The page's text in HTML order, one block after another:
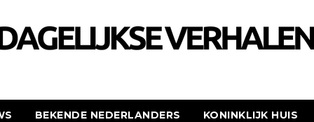
BEKENDE NEDERLANDERS KONINKLIJK HUIS